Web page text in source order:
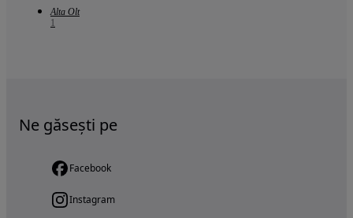
Alta Olt
1
Ne găsești pe
Facebook
Instagram